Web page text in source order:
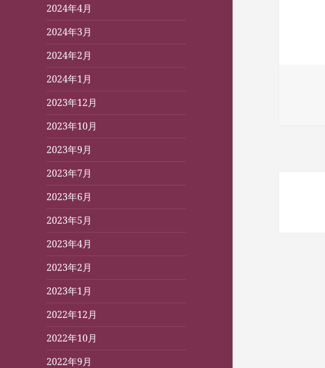
2024年4月
2024年3月
2024年2月
2024年1月
2023年12月
2023年10月
2023年9月
2023年7月
2023年6月
2023年5月
2023年4月
2023年2月
2023年1月
2022年12月
2022年10月
2022年9月